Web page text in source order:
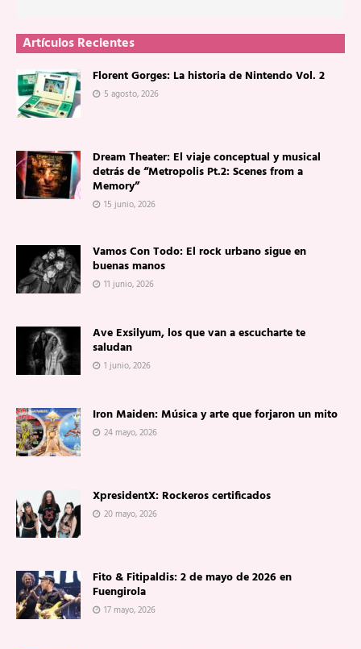
Artículos Recientes
Florent Gorges: La historia de Nintendo Vol. 2
5 agosto, 2026
Dream Theater: El viaje conceptual y musical
detrás de “Metropolis Pt.2: Scenes from a
Memory”
15 junio, 2026
Vamos Con Todo: El rock urbano sigue en
buenas manos
11 junio, 2026
Ave Exsilyum, los que van a escucharte te
saludan
1 junio, 2026
Iron Maiden: Música y arte que forjaron un mito
24 mayo, 2026
XpresidentX: Rockeros certificados
20 mayo, 2026
Fito & Fitipaldis: 2 de mayo de 2026 en
Fuengirola
17 mayo, 2026